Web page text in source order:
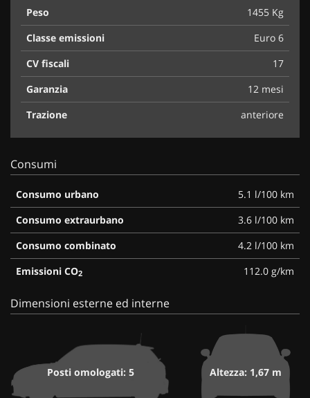
Peso
1455 Kg
Classe emissioni
Euro 6
CV fiscali
17
Garanzia
12 mesi
Trazione
anteriore
Consumi
Consumo urbano
5.1 l/100 km
Consumo extraurbano
3.6 l/100 km
Consumo combinato
4.2 l/100 km
Emissioni CO2 112.0 g/km
Dimensioni esterne ed interne
Posti omologati: 5 Altezza: 1,67 m